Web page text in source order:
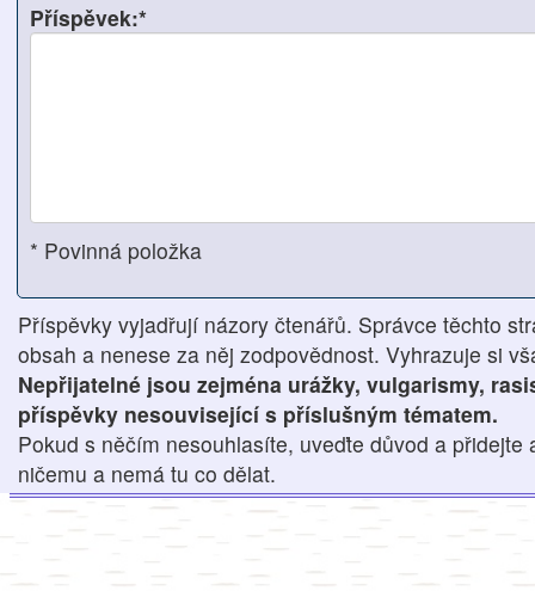
Příspěvek:*
* Povinná položka
Příspěvky vyjadřují názory čtenářů. Správce těchto
obsah a nenese za něj zodpovědnost. Vyhrazuje si
Nepřijatelné jsou zejména urážky, vulgarismy,
příspěvky nesouvisející s příslušným tématem.
Pokud s něčím nesouhlasíte, uveďte důvod a přidejte
ničemu a nemá tu co dělat.